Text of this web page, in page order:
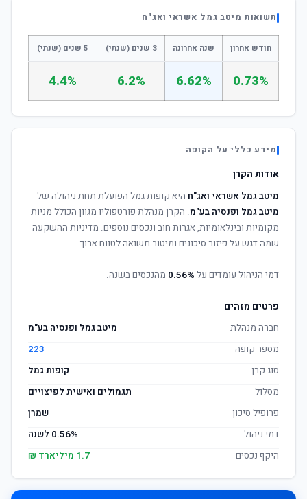
תשואות מיטב גמל אשראי ואג"ח
חודש אחרון שנה אחרונה 3 שנים (שנתי) 5 שנים (שנתי)
0.73%
6.62%
6.2%
4.4%
מידע כללי על הקופה
אודות הקרן
מיטב גמל אשראי ואג"ח היא קופות גמל הפועלת תחת ניהולה של
מיטב גמל ופנסיה בע"מ. הקרן מנהלת פורטפוליו מגוון הכולל מניות
מקומיות ובינלאומיות, אגרות חוב ונכסים נוספים. מדיניות ההשקעה
שמה דגש על פיזור סיכונים ומיטוב תשואה לטווח ארוך.
דמי הניהול עומדים על 0.56% מהנכסים בשנה.
פרטים מזהים
חברה מנהלת
מיטב גמל ופנסיה בע"מ
מספר קופה
223
סוג קרן
קופות גמל
מסלול
תגמולים ואישית לפיצויים
פרופיל סיכון
שמרן
דמי ניהול
0.56% לשנה
היקף נכסים
1.7 מיליארד ₪